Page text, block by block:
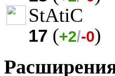
StAtiC
17 (+2/-0)